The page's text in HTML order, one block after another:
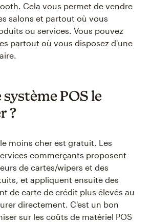
Cela vous permet de vendre
salons et partout où vous
ou services. Vous pouvez
partout où vous disposez d'une
système POS le
?
moins cher est gratuit. Les
commerçants proposent
de cartes/wipers et des
et appliquent ensuite des
de carte de crédit plus élevés au
directement. C'est un bon
sur les coûts de matériel POS